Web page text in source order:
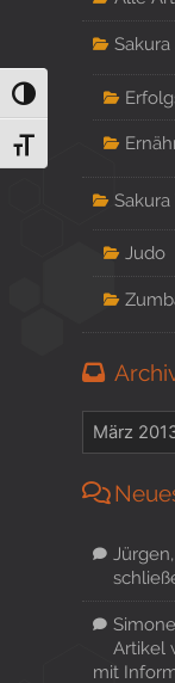
Umschalten auf
Schrift vergrößern
Sakura
Judo
Simone
Artikel
mit